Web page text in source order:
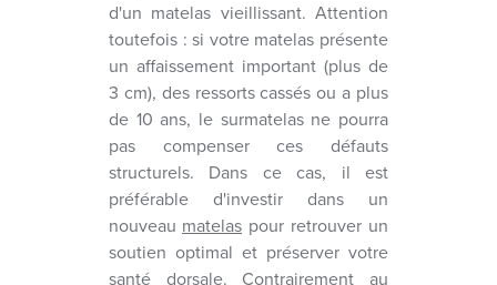
d'un matelas vieillissant. Attention
toutefois : si votre matelas présente
un affaissement important (plus de
3 cm), des ressorts cassés ou a plus
de 10 ans, le surmatelas ne pourra
pas compenser ces défauts
structurels. Dans ce cas, il est
préférable d'investir dans un
nouveau matelas pour retrouver un
soutien optimal et préserver votre
santé dorsale. Contrairement au